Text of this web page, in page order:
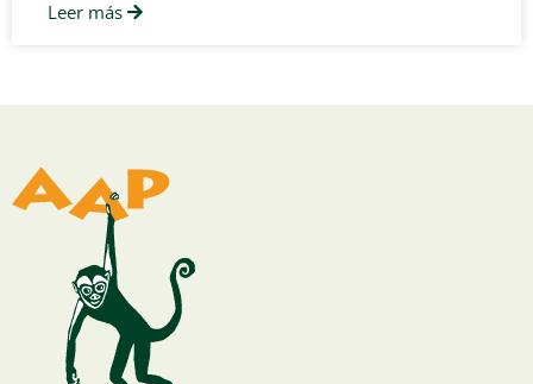
Leer más